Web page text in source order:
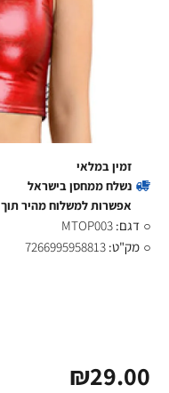
₪29.00
זמין במלאי
נשלח ממחסן בישראל
אפשרות למשלוח מהיר תוך 24 שעות באזורים נבחרים
דגם: MTOP003
מק"ט: 7266995958813